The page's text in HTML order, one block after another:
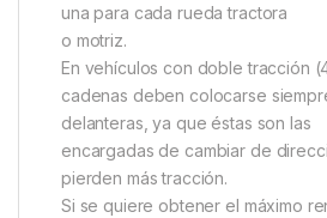
una para cada rueda tractora
o motriz.
En vehículos con doble tracción
cadenas deben colocarse
delanteras, ya que éstas son las
encargadas de cambiar de
pierden más tracción.
Si se quiere obtener el máximo